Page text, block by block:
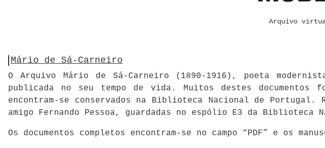
Arquivo
Mário de Sá-Carneiro
O Arquivo Mário de Sá-Carneiro (1890-1916), poeta
publicada no seu tempo de vida. Muitos destes
encontram-se conservados na Biblioteca Nacional de Portugal.
amigo Fernando Pessoa, guardadas no espólio E3 da Biblioteca
Os documentos completos encontram-se no campo “PDF” e os